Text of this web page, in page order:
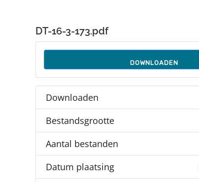
DT-16-3-173.pdf
DOWNLOADEN
Downloaden
Bestandsgrootte
Aantal bestanden
Datum plaatsing